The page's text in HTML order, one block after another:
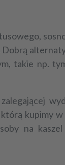
Dobrą
takie np.
kupimy w
na